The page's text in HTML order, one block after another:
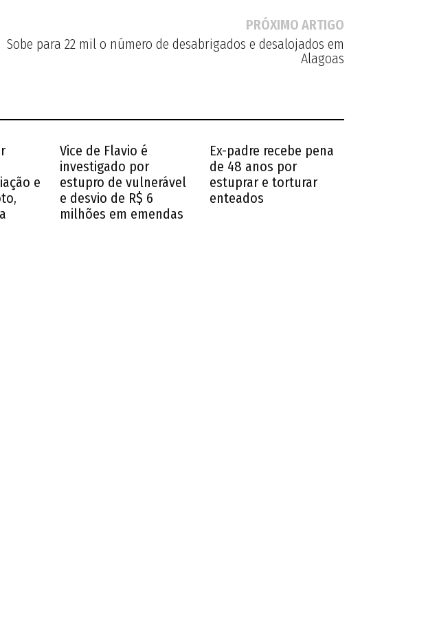
PRÓXIMO ARTIGO
Sobe para 22 mil o número de desabrigados e desalojados em
Alagoas
e
Vice de Flavio é
investigado por
estupro de vulnerável
e desvio de R$ 6
milhões em emendas
Ex-padre recebe pena
de 48 anos por
estuprar e torturar
enteados